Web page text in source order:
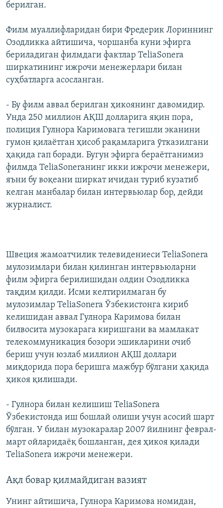
берилган.
Филм муаллифларидан бири Фредерик Лориннинг
Озодликка айтишича, чоршанба куни эфирга
бериладиган филмдаги фактлар TeliaSonera
ширкатининг ижрочи менежерлари билан
суҳбатларга асосланган.
- Бу филм аввал берилган ҳикоянинг давомидир.
Унда 250 миллион АҚШ долларига яқин пора,
полиция Гулнора Каримовага тегишли эканини
гумон қилаётган ҳисоб рақамларига ўтказилгани
ҳақида гап боради. Бугун эфирга бераётганимиз
филмда TeliaSoneraнинг икки ижрочи менежери,
яъни бу воқеани ширкат ичидан туриб кузатиб
келган манбалар билан интервьюлар бор, дейди
журналист.
Швеция жамоатчилик телевидениеси TeliaSonera
мулозимлари билан қилинган интервьюларни
филм эфирга берилишидан олдин Озодликка
тақдим қилди. Исми келтирилмаган бу
мулозимлар TeliaSonera Ўзбекистонга кириб
келишидан аввал Гулнора Каримова билан
билвосита музокарага киришгани ва мамлакат
телекоммуникация бозори эшикларини очиб
бериш учун юзлаб миллион АҚШ доллари
миқдорида пора беришга мажбур бўлгани ҳақида
ҳикоя қилишади.
- Гулнора билан келишиш TeliaSonera
Ўзбекистонда иш бошлай олиши учун асосий шарт
бўлган. У билан музокаралар 2007 йилнинг феврал-
март ойларидаёқ бошланган, дея ҳикоя қилади
TeliaSonera ижрочи менежери.
Ақл бовар қилмайдиган вазият
Унинг айтишича, Гулнора Каримова номидан,